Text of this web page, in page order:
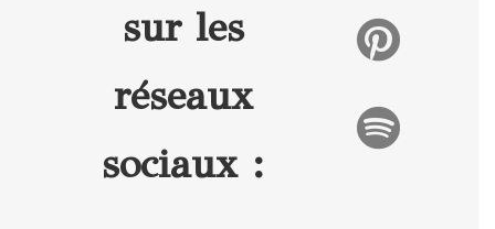
sur les
réseaux
sociaux :